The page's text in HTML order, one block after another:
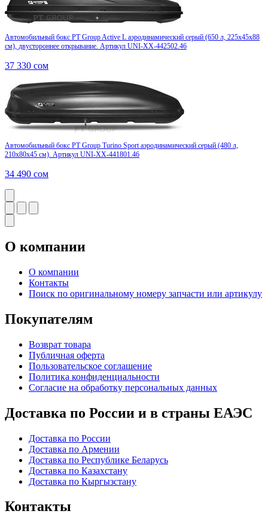
Автомобильный бокс PT Group Active L аэродинамический серый (650 л, 225x45x88
см), двустороннее открывание. Артикул UNI-XX-442502.46
37 330 сом
Автомобильный бокс PT Group Turino Sport аэродинамический серый (480 л,
210х80х45 см). Артикул UNI-XX-441801.46
34 490 сом
О компании
О компании
Контакты
Поиск по оригинальному номеру запчасти или артикулу
Покупателям
Возврат товара
Публичная оферта
Пользовательское соглашение
Политика конфиденциальности
Согласие на обработку персональных данных
Доставка по России и в страны ЕАЭС
Доставка по России
Доставка по Армении
Доставка по Республике Беларусь
Доставка по Казахстану
Доставка по Кыргызстану
Контакты